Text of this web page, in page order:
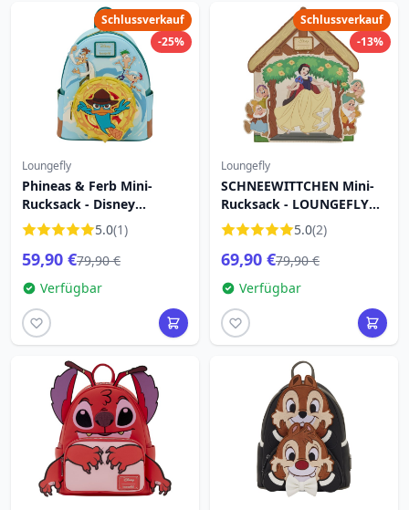
Schlussverkauf
-25%
Loungefly
Phineas & Ferb Mini-
Rucksack - Disney
Loungefly 5.0(1)
59,90 €79,90 €
Verfügbar
Schlussverkauf
-13%
Loungefly
SCHNEEWITTCHEN Mini-
Rucksack - LOUNGEFLY
Disney
5.0(2)
69,90 €79,90 €
Verfügbar